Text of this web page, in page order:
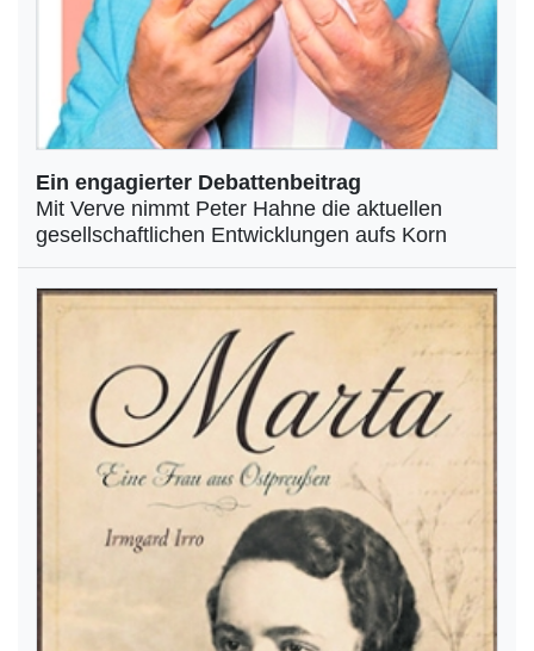
Ein engagierter Debattenbeitrag
Mit Verve nimmt Peter Hahne die aktuellen
gesellschaftlichen Entwicklungen aufs Korn